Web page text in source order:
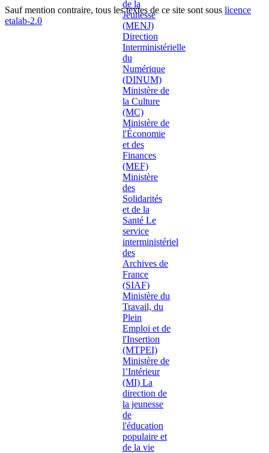
Sauf mention contraire, tous les textes de ce site sont sous licence
etalab-2.0